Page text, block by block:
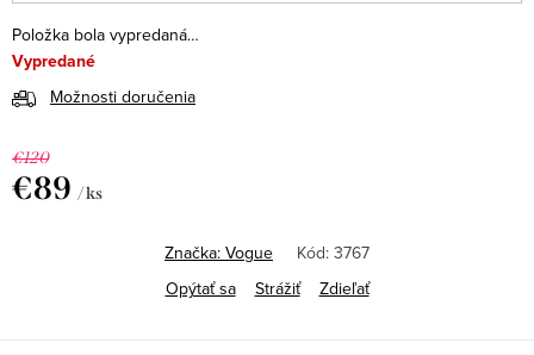
Položka bola vypredaná…
Vypredané
Možnosti doručenia
€120
€89 / ks
Značka: Vogue Kód: 3767
Opýtať sa
Strážiť Zdieľať